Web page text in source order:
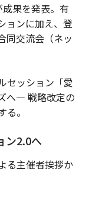
果を発表。有
ョンに加え、登
同交流会（ネッ
セッション「愛
へ— 戦略改定の
。
ン2.0へ
る主催者挨拶か